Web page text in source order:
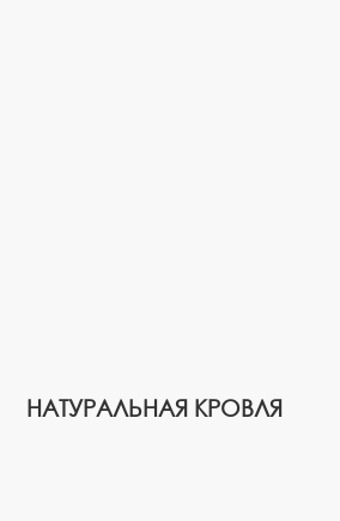
НАТУРАЛЬНАЯ КРОВЛЯ